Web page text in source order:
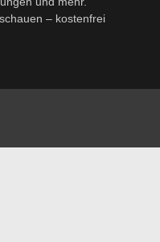
– kostenfrei